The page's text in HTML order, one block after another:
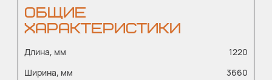
ОБЩИЕ
ХАРАКТЕРИСТИКИ
Длина, мм
1220
Ширина, мм
3660